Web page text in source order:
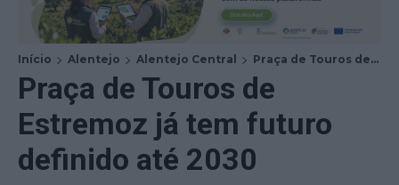
Início Alentejo Alentejo Central Praça de Touros de...
Praça de Touros de
Estremoz já tem futuro
definido até 2030